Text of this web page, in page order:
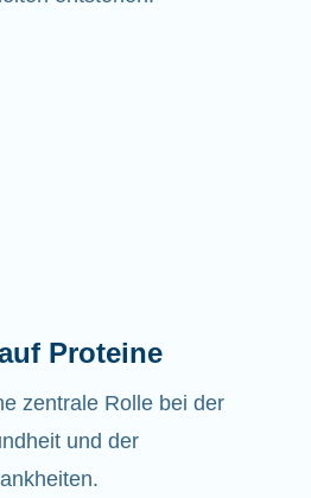
Proteine
zentrale Rolle bei der
und der